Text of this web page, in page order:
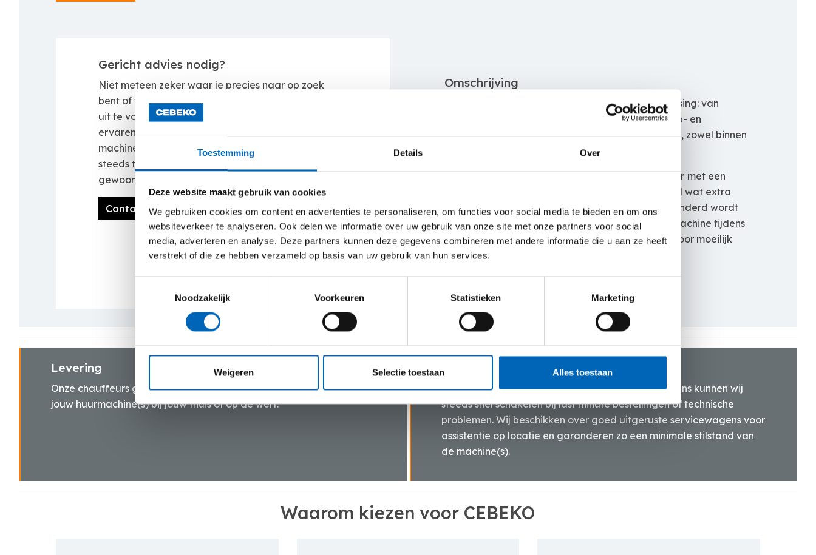
Toestemming Details Over
Deze website maakt gebruik van cookies
We gebruiken cookies om content en advertenties te personaliseren, om functies voor social media te bieden en om ons
websiteverkeer te analyseren. Ook delen we informatie over uw gebruik van onze site met onze partners voor social
media, adverteren en analyse. Deze partners kunnen deze gegevens combineren met andere informatie die u aan ze heeft
verstrekt of die ze hebben verzameld op basis van uw gebruik van hun services.
Noodzakelijk
Voorkeuren Statistieken Marketing
Weigeren Selectie toestaan Alles toestaan
Gericht advies nodig?
Niet meteen zeker waar je precies naar op zoek
bent of welke machine het meest geschikt is voor de
uit te voeren werken? Neem dan contact op met ons
ervaren verhuurteam. Zij zoeken samen met jou een
machine op maat van het project. Bestaat er nog
steeds twijfel? Dan komt onze Rental Advisor
gewoon ter plaatse.
Contacteer ons
Omschrijving
Bij CEBEKO huur je hoogwerkers voor elke toepassing: van
compacte spinhoogwerkers tot robuuste telescoop- en
knikmodellen. Veilig en efficiënt werken op hoogte, zowel binnen
spinhoogwerker met een
werkhoogte van 26 meter. Het onderstel biedt heel wat extra
stabiliteit en zorgt ervoor dat de gronddruk verminderd wordt
tijdens verplaatsingen. De totale hoogte van de machine tijdens
transport is overigens lager dan 2 meter. Perfect voor moeilijk
bereikbare plaatsen in stedelijke of groene zones.
Levering
Onze chauffeurs gaan snel en zorgvuldig te werk bij het leveren van
jouw huurmachine(s) bij jouw thuis of op de werf.
Vlotte service
Dankzij onze eigen transportdienst en servicewagens kunnen wij
steeds snel schakelen bij last minute bestellingen of technische
problemen. Wij beschikken over goed uitgeruste servicewagens voor
assistentie op locatie en garanderen zo een minimale stilstand van
de machine(s).
Waarom kiezen voor CEBEKO